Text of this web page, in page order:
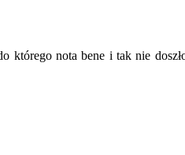
nota bene i tak nie